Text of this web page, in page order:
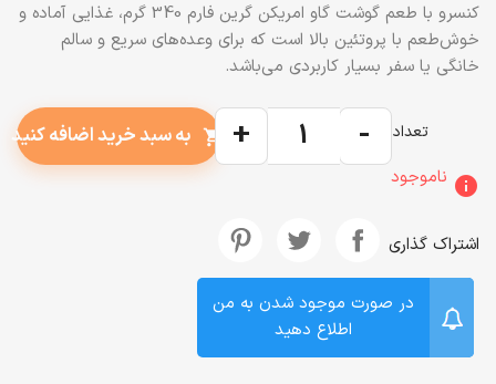
کنسرو با طعم گوشت گاو امریکن گرین فارم 340 گرم، غذایی آماده و
خوش‌طعم با پروتئین بالا است که برای وعده‌های سریع و سالم
خانگی یا سفر بسیار کاربردی می‌باشد.
تعداد -
+
shopping_cart به سبد خرید اضافه کنید
info ناموجود
اشتراک گذاری
در صورت موجود شدن به من
اطلاع دهید